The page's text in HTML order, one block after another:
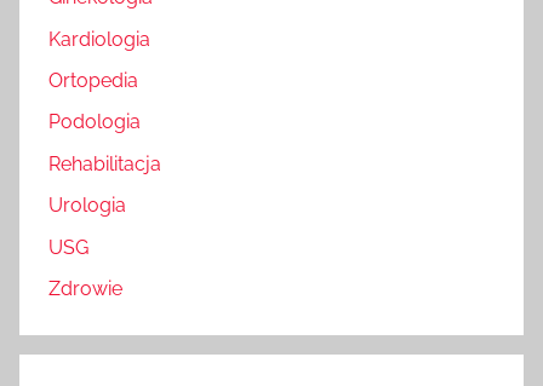
Kardiologia
Ortopedia
Podologia
Rehabilitacja
Urologia
USG
Zdrowie